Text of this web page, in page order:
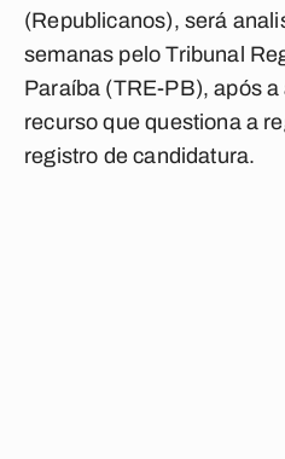
(Republicanos), será
semanas pelo Tribunal
Paraíba (TRE-PB), após
recurso que questiona a
registro de candidatura.